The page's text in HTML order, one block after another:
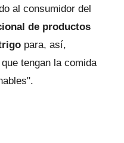
al consumidor del
de productos
para, así,
tengan la comida